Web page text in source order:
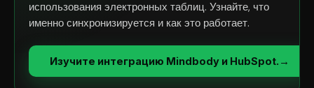
использования электронных таблиц. Узнайте, что
именно синхронизируется и как это работает.
Изучите интеграцию Mindbody и HubSpot. →